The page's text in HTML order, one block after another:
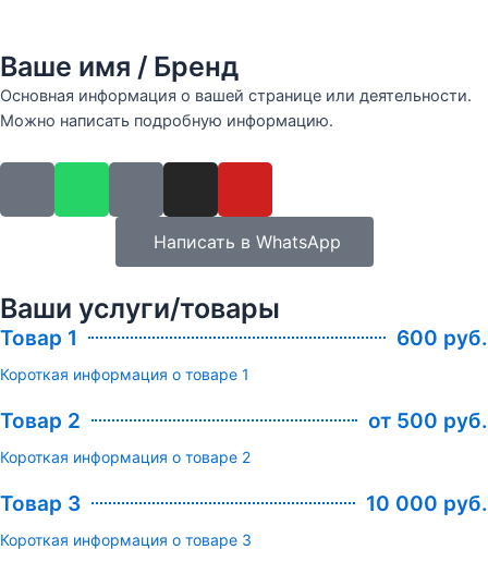
Ваше имя / Бренд
Основная информация о вашей странице или деятельности.
Можно написать подробную информацию.
Написать в WhatsApp
Ваши услуги/товары
Товар 1 600 руб.
Короткая информация о товаре 1
Товар 2 от 500 руб.
Короткая информация о товаре 2
Товар 3 10 000 руб.
Короткая информация о товаре 3